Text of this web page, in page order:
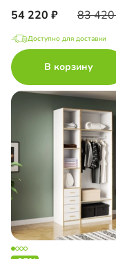
54 220 83
Доступно для доставки
В корзину